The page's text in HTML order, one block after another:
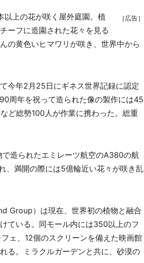
［広告］
上の花が咲く屋外庭園。植
ーフに造園された花々を見る
の黄色いヒマワリが咲き、世界中から
今年2月25日にギネス世界記録に認定
周年を祝って造られた像の製作には45
ど総勢100人が作業に携わった。総重
造られたエミレーツ航空のA380の航
、満開の際には5億輪近い花々が咲き乱
Group）は現在、世界初の植物と融合
ている。同モール内には350以上のフ
ェ、12個のスクリーンを備えた映画館
る。ミラクルガーデンと共に、砂漠の